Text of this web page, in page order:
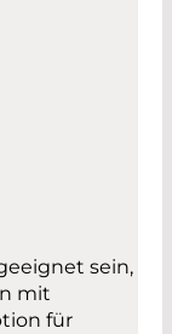
sein,
mit
für